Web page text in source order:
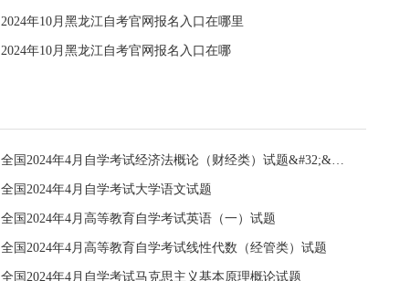
2024年10月黑龙江自考官网报名入口在哪里
2024年10月黑龙江自考官网报名入口在哪
全国2024年4月自学考试经济法概论（财经类）试题&#32;&#32;
全国2024年4月自学考试大学语文试题
全国2024年4月高等教育自学考试英语（一）试题
全国2024年4月高等教育自学考试线性代数（经管类）试题
全国2024年4月自学考试马克思主义基本原理概论试题